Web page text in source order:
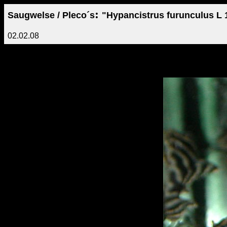
Saugwelse / Pleco´s: "Hypancistrus furunculus L
02.02.08